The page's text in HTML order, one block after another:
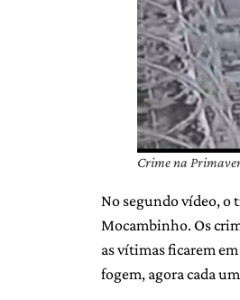
Crime na
No segundo vídeo, o
Mocambinho. Os
as vítimas ficarem
fogem, agora cada